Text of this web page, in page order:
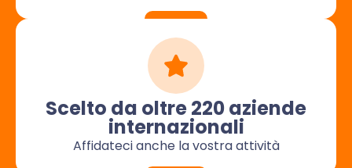
Scelto da oltre 220 aziende
internazionali
Affidateci anche la vostra attività